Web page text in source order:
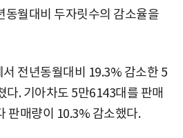
동월대비 두자릿수의 감소율을
전년동월대비 19.3% 감소한 5
다. 기아차도 5만6143대를 판매
판매량이 10.3% 감소했다.